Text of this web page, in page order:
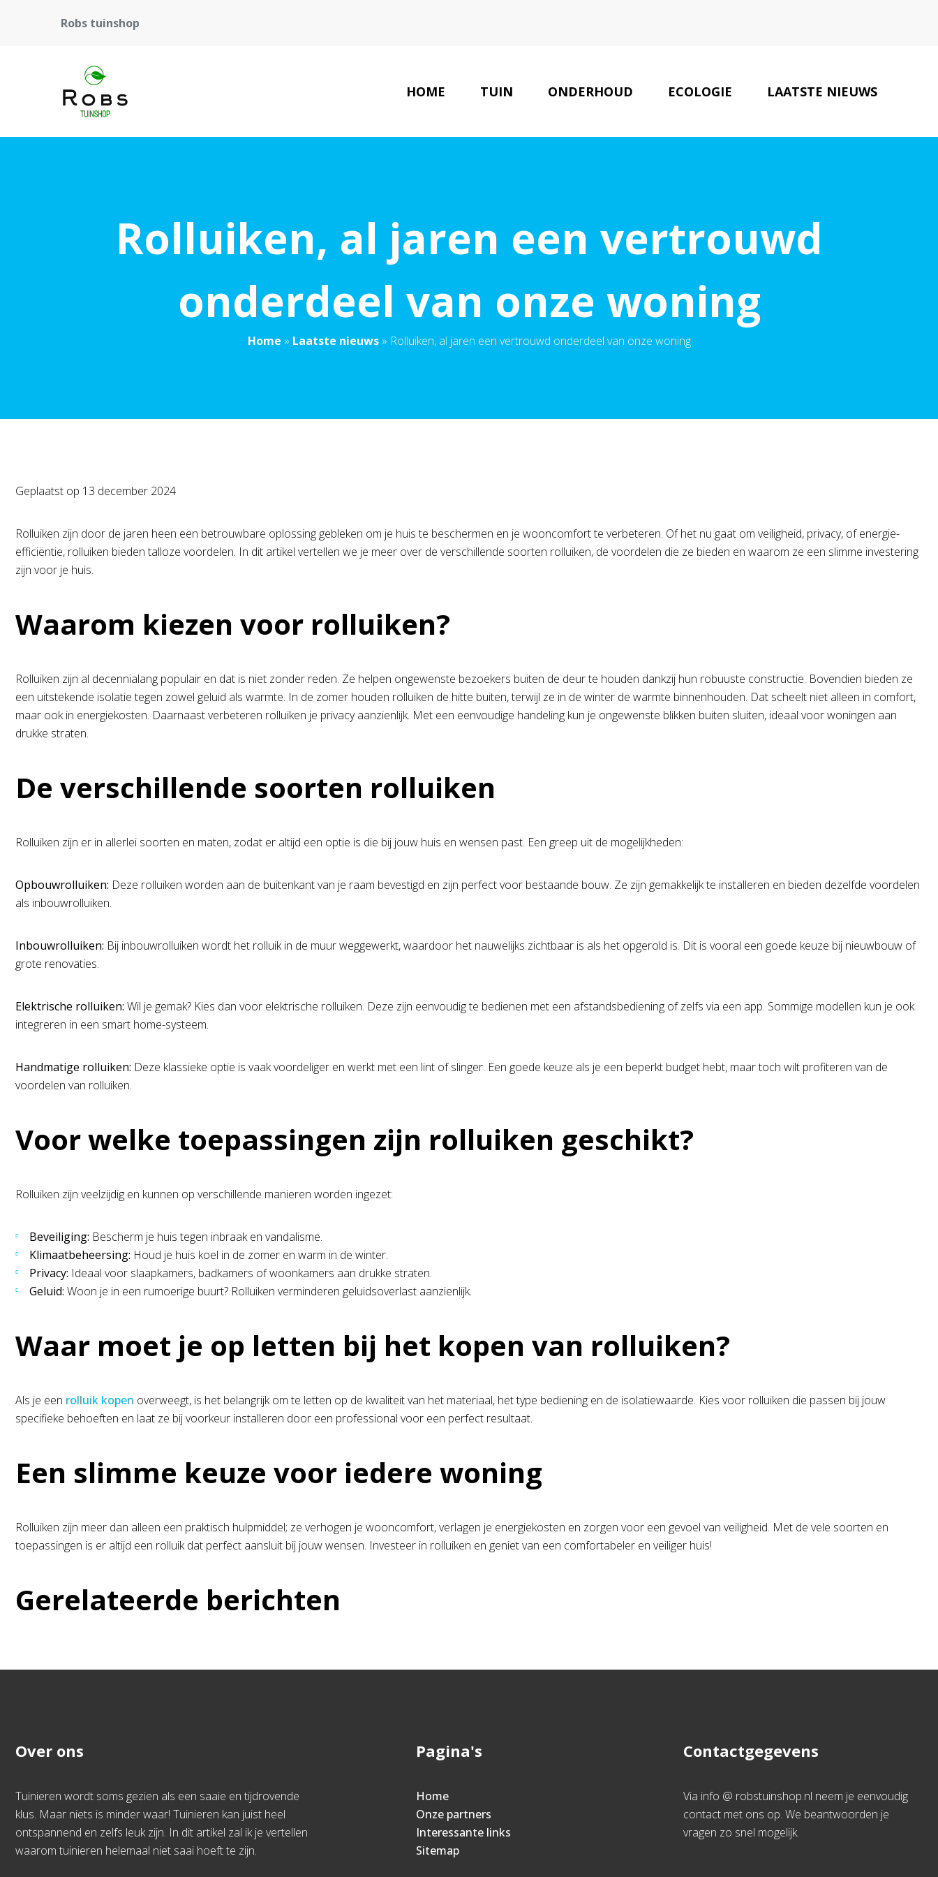
Robs tuinshop
HOME TUIN ONDERHOUD ECOLOGIE LAATSTE NIEUWS
Rolluiken, al jaren een vertrouwd
onderdeel van onze woning
Home » Laatste nieuws» Rolluiken, al jaren een vertrouwd onderdeel van onze woning
Geplaatst op 13 december 2024
Rolluiken zijn door de jaren heen een betrouwbare oplossing gebleken om je huis te beschermen en je wooncomfort te verbeteren. Of het nu gaat om veiligheid, privacy, of energie-
efficiëntie, rolluiken bieden talloze voordelen. In dit artikel vertellen we je meer over de verschillende soorten rolluiken, de voordelen die ze bieden en waarom ze een slimme investering
zijn voor je huis.
Waarom kiezen voor rolluiken?
Rolluiken zijn al decennialang populair en dat is niet zonder reden. Ze helpen ongewenste bezoekers buiten de deur te houden dankzij hun robuuste constructie. Bovendien bieden ze
een uitstekende isolatie tegen zowel geluid als warmte. In de zomer houden rolluiken de hitte buiten, terwijl ze in de winter de warmte binnenhouden. Dat scheelt niet alleen in comfort,
maar ook in energiekosten. Daarnaast verbeteren rolluiken je privacy aanzienlijk. Met een eenvoudige handeling kun je ongewenste blikken buiten sluiten, ideaal voor woningen aan
drukke straten.
De verschillende soorten rolluiken
Rolluiken zijn er in allerlei soorten en maten, zodat er altijd een optie is die bij jouw huis en wensen past. Een greep uit de mogelijkheden:
Opbouwrolluiken: Deze rolluiken worden aan de buitenkant van je raam bevestigd en zijn perfect voor bestaande bouw. Ze zijn gemakkelijk te installeren en bieden dezelfde voordelen
als inbouwrolluiken.
Inbouwrolluiken: Bij inbouwrolluiken wordt het rolluik in de muur weggewerkt, waardoor het nauwelijks zichtbaar is als het opgerold is. Dit is vooral een goede keuze bij nieuwbouw of
grote renovaties.
Elektrische rolluiken: Wil je gemak? Kies dan voor elektrische rolluiken. Deze zijn eenvoudig te bedienen met een afstandsbediening of zelfs via een app. Sommige modellen kun je ook
integreren in een smart home-systeem.
Handmatige rolluiken: Deze klassieke optie is vaak voordeliger en werkt met een lint of slinger. Een goede keuze als je een beperkt budget hebt, maar toch wilt profiteren van de
voordelen van rolluiken.
Voor welke toepassingen zijn rolluiken geschikt?
Rolluiken zijn veelzijdig en kunnen op verschillende manieren worden ingezet:
Beveiliging: Bescherm je huis tegen inbraak en vandalisme.
Klimaatbeheersing: Houd je huis koel in de zomer en warm in de winter.
Privacy: Ideaal voor slaapkamers, badkamers of woonkamers aan drukke straten.
Geluid: Woon je in een rumoerige buurt? Rolluiken verminderen geluidsoverlast aanzienlijk.
Waar moet je op letten bij het kopen van rolluiken?
Als je een rolluik kopen overweegt, is het belangrijk om te letten op de kwaliteit van het materiaal, het type bediening en de isolatiewaarde. Kies voor rolluiken die passen bij jouw
specifieke behoeften en laat ze bij voorkeur installeren door een professional voor een perfect resultaat.
Een slimme keuze voor iedere woning
Rolluiken zijn meer dan alleen een praktisch hulpmiddel; ze verhogen je wooncomfort, verlagen je energiekosten en zorgen voor een gevoel van veiligheid. Met de vele soorten en
toepassingen is er altijd een rolluik dat perfect aansluit bij jouw wensen. Investeer in rolluiken en geniet van een comfortabeler en veiliger huis!
Gerelateerde berichten
Over ons
Tuinieren wordt soms gezien als een saaie en tijdrovende
klus. Maar niets is minder waar! Tuinieren kan juist heel
ontspannend en zelfs leuk zijn. In dit artikel zal ik je vertellen
waarom tuinieren helemaal niet saai hoeft te zijn.
Pagina's
Home
Onze partners
Interessante links
Sitemap
Contactgegevens
Via info @ robstuinshop.nl neem je eenvoudig
contact met ons op. We beantwoorden je
vragen zo snel mogelijk.